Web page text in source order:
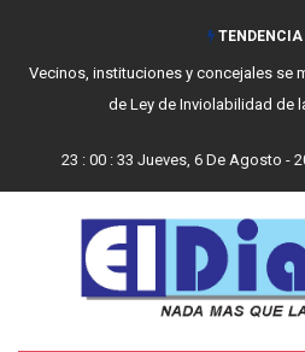
TENDENCIA
Vecinos, instituciones y concejales se
de Ley de Inviolabilidad de
23 : 00: 34 Jueves, 6 De Agosto -